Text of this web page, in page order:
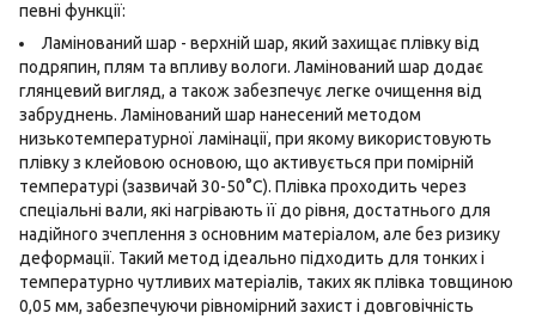
певні функції:
Ламінований шар - верхній шар, який захищає плівку від
подряпин, плям та впливу вологи. Ламінований шар додає
глянцевий вигляд, а також забезпечує легке очищення від
забруднень. Ламінований шар нанесений методом
низькотемпературної ламінації, при якому використовують
плівку з клейовою основою, що активується при помірній
температурі (зазвичай 30-50°C). Плівка проходить через
спеціальні вали, які нагрівають її до рівня, достатнього для
надійного зчеплення з основним матеріалом, але без ризику
деформації. Такий метод ідеально підходить для тонких і
температурно чутливих матеріалів, таких як плівка товщиною
0,05 мм, забезпечуючи рівномірний захист і довговічність